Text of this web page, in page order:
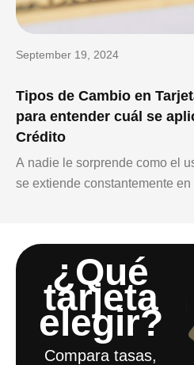
Tipos de Cambio en
para entender cuál se
Crédito
September 19, 2024
A nadie le sorprende como el
se extiende constantemente
¿Qué
tarjeta
elegir?​
Compara tasas,